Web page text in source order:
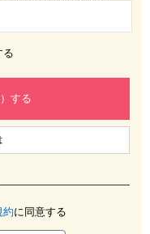
る
する
約に同意する